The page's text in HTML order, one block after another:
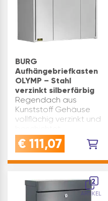
BURG
Aufhängebriefkasten
OLYMP – Stahl
verzinkt silberfärbig
Regendach aus
Kunststoff Gehäuse
vollflächig verzinkt und
Öffnungsstop
entspricht EN13724 inkl.
Namensschild
Montagematerial liegt
bei Modell: OLYMP
Oberfläche: s…
€ 111,07
2
ARTIKEL